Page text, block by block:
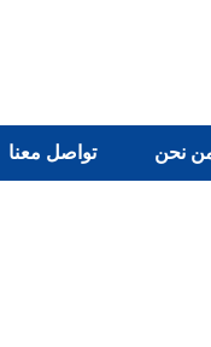
نحن تواصل معنا